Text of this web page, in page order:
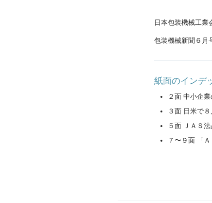
日本包装機械工業
包装機械新聞６月
紙面のインデ
２面 中小企
３面 日米で
５面 ＪＡＳ
７〜９面 「